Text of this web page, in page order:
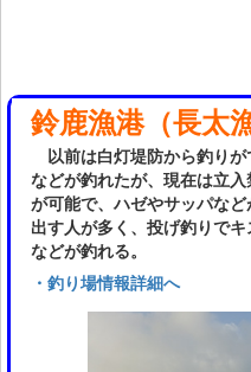
鈴鹿漁港（長太
以前は白灯堤防から釣り
などが釣れたが、現在は立
が可能で、ハゼやサッパな
出す人が多く、投げ釣りで
などが釣れる。
・釣り場情報詳細へ